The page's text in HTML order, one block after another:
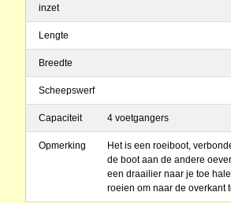
inzet
Lengte
Breedte
Scheepswerf
Capaciteit 4 voetgangers
Opmerking
Het is een roeiboot,
de boot aan de andere
een draailier naar je toe
roeien om naar de overkant